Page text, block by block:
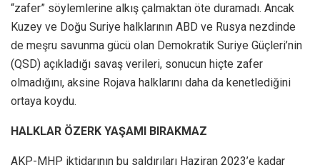
“zafer” söylemlerine alkış çalmaktan öte duramadı. Ancak
Kuzey ve Doğu Suriye halklarının ABD ve Rusya nezdinde
de meşru savunma gücü olan Demokratik Suriye Güçleri’nin
(QSD) açıkladığı savaş verileri, sonucun hiçte zafer
olmadığını, aksine Rojava halklarını daha da kenetlediğini
ortaya koydu.
HALKLAR ÖZERK YAŞAMI BIRAKMAZ
AKP-MHP iktidarının bu saldırıları Haziran 2023’e kadar